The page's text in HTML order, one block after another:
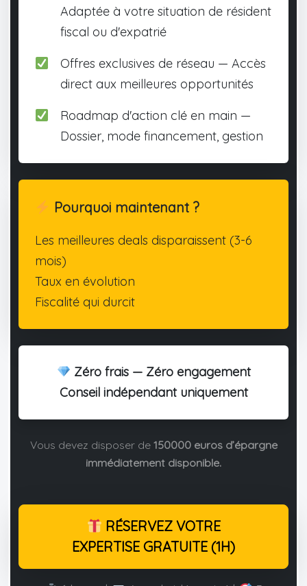
Adaptée à votre situation de résident
fiscal ou d'expatrié
Offres exclusives de réseau — Accès
direct aux meilleures opportunités
Roadmap d'action clé en main —
Dossier, mode financement, gestion
Pourquoi maintenant ?
Les meilleures deals disparaissent (3-6
mois)
Taux en évolution
Fiscalité qui durcit
Zéro frais — Zéro engagement
Conseil indépendant uniquement
Vous devez disposer de 150000 euros d’épargne
immédiatement disponible.
RÉSERVEZ VOTRE
EXPERTISE GRATUITE (1H)